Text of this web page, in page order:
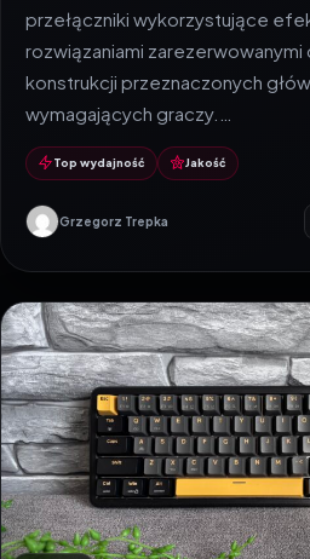
przełączniki wykorzystujące
rozwiązaniami zarezerwowanymi
konstrukcji przeznaczonych
wymagających graczy.…
Top wydajność Jakość
Grzegorz Trepka